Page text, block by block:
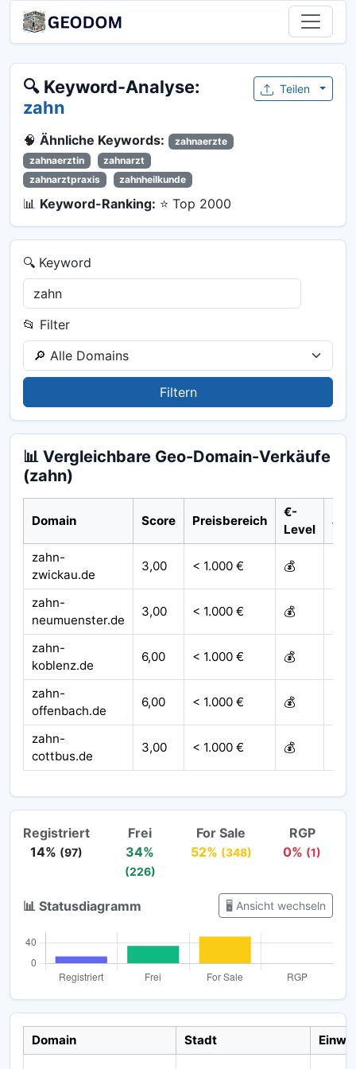
🔍 Keyword-Analyse:
zahn
🧠 Ähnliche Keywords:
zahnaerzte
zahnaerztin
zahnarzt
zahnarztpraxis
zahnheilkunde
📊 Keyword-Ranking: ⭐ Top 2000
Teilen
🔍 Keyword
📂 Filter
Filtern
📊 Vergleichbare Geo-Domain-Verkäufe
(zahn)
Domain Score Preisbereich
€-
Level
zahn-
zwickau.de
3,00 < 1.000 € 💰
zahn-
neumuenster.de
3,00 < 1.000 € 💰
zahn-
koblenz.de
6,00 < 1.000 € 💰
zahn-
offenbach.de
6,00 < 1.000 € 💰
zahn-
cottbus.de
3,00 < 1.000 € 💰
Registriert
14% (97)
Frei
34%
(226)
For Sale
52% (348)
RGP
0% (1)
📊 Statusdiagramm 🖥️ Ansicht wechseln
Domain Stadt